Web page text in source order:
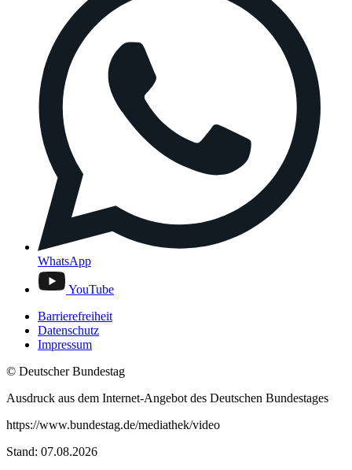
WhatsApp
YouTube
Barrierefreiheit
Datenschutz
Impressum
© Deutscher Bundestag
Ausdruck aus dem Internet-Angebot des Deutschen Bundestages
https://www.bundestag.de/mediathek/video
Stand: 07.08.2026